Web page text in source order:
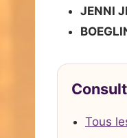
JENNI
Tous